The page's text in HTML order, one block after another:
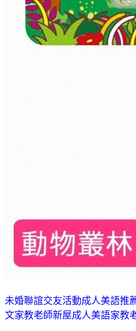
未婚聯誼交友活動成人美語推
文家教老師新屋成人美語家教